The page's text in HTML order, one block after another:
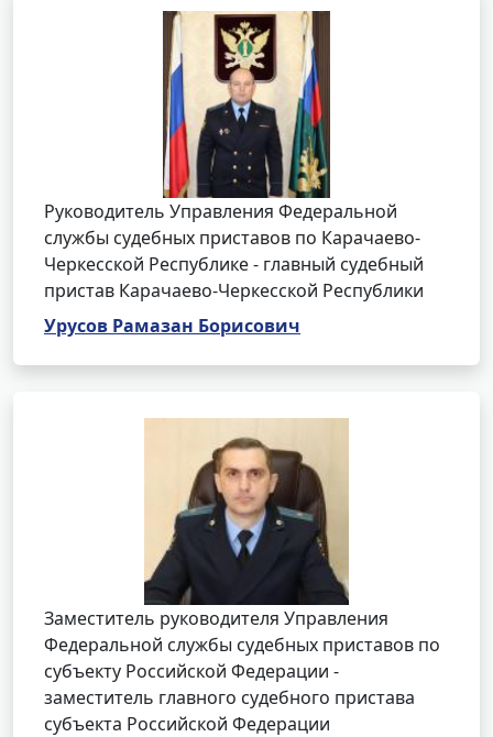
Руководитель Управления Федеральной
службы судебных приставов по Карачаево-
Черкесской Республике - главный судебный
пристав Карачаево-Черкесской Республики
Урусов Рамазан Борисович
Заместитель руководителя Управления
Федеральной службы судебных приставов по
субъекту Российской Федерации -
заместитель главного судебного пристава
субъекта Российской Федерации